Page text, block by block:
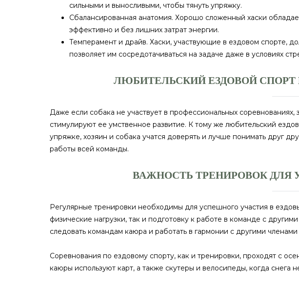
сильными и выносливыми, чтобы тянуть упряжку.
Сбалансированная анатомия. Хорошо сложенный хаски
эффективно и без лишних затрат энергии.
Темперамент и драйв. Хаски, участвующие в ездовом спорте,
позволяет им сосредотачиваться на задаче даже в условиях
ЛЮБИТЕЛЬСКИЙ ЕЗДОВОЙ
Даже если собака не участвует в профессиональных
стимулируют ее умственное развитие. К тому же любительский
упряжке, хозяин и собака учатся доверять и лучше понимать друг
работы всей команды.
ВАЖНОСТЬ ТРЕНИРОВОК ДЛЯ
Регулярные тренировки необходимы для успешного участия в
физические нагрузки, так и подготовку к работе в команде с
следовать командам каюра и работать в гармонии с другими
Соревнования по ездовому спорту, как и тренировки, проходят с
каюры используют карт, а также скутеры и велосипеды, когда снега